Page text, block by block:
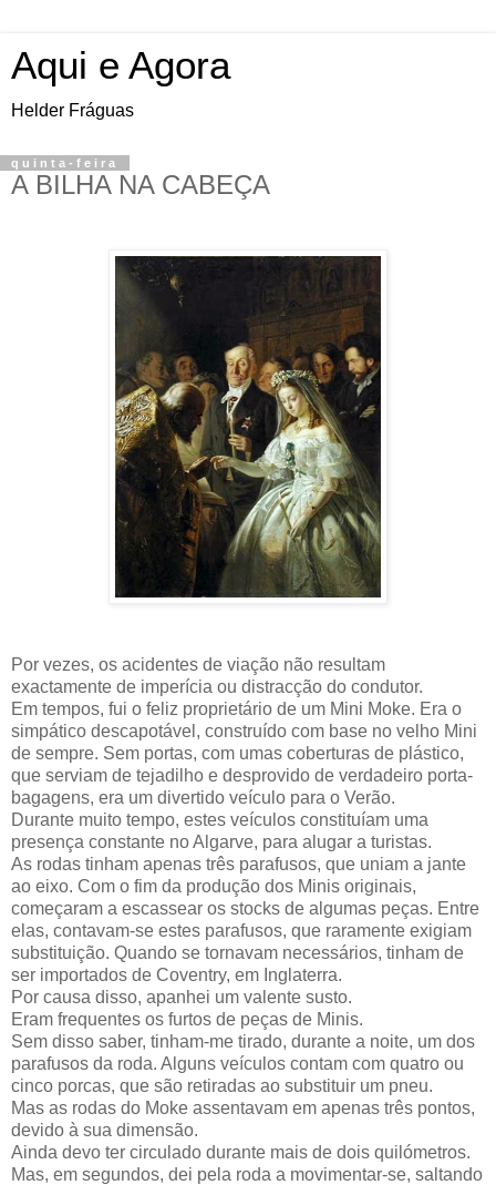
Aqui e Agora
Helder Fráguas
quinta-feira
A BILHA NA CABEÇA
Por vezes, os acidentes de viação não resultam
exactamente de imperícia ou distracção do condutor.
Em tempos, fui o feliz proprietário de um Mini Moke. Era o
simpático descapotável, construído com base no velho Mini
de sempre. Sem portas, com umas coberturas de plástico,
que serviam de tejadilho e desprovido de verdadeiro porta-
bagagens, era um divertido veículo para o Verão.
Durante muito tempo, estes veículos constituíam uma
presença constante no Algarve, para alugar a turistas.
As rodas tinham apenas três parafusos, que uniam a jante
ao eixo. Com o fim da produção dos Minis originais,
começaram a escassear os stocks de algumas peças. Entre
elas, contavam-se estes parafusos, que raramente exigiam
substituição. Quando se tornavam necessários, tinham de
ser importados de Coventry, em Inglaterra.
Por causa disso, apanhei um valente susto.
Eram frequentes os furtos de peças de Minis.
Sem disso saber, tinham-me tirado, durante a noite, um dos
parafusos da roda. Alguns veículos contam com quatro ou
cinco porcas, que são retiradas ao substituir um pneu.
Mas as rodas do Moke assentavam em apenas três pontos,
devido à sua dimensão.
Ainda devo ter circulado durante mais de dois quilómetros.
Mas, em segundos, dei pela roda a movimentar-se, saltando